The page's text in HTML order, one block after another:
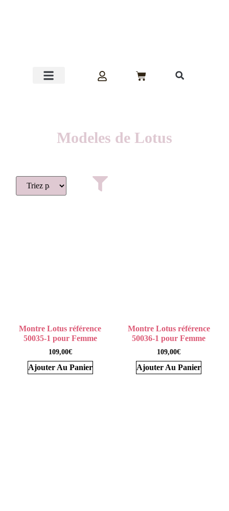
Modeles de Lotus
Montre Lotus référence
50035-1 pour Femme
109,00€
Ajouter Au Panier
Montre Lotus référence
50036-1 pour Femme
109,00€
Ajouter Au Panier